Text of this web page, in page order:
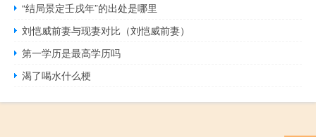
“结局景定壬戌年”的出处是哪里
刘恺威前妻与现妻对比（刘恺威前妻）
第一学历是最高学历吗
渴了喝水什么梗